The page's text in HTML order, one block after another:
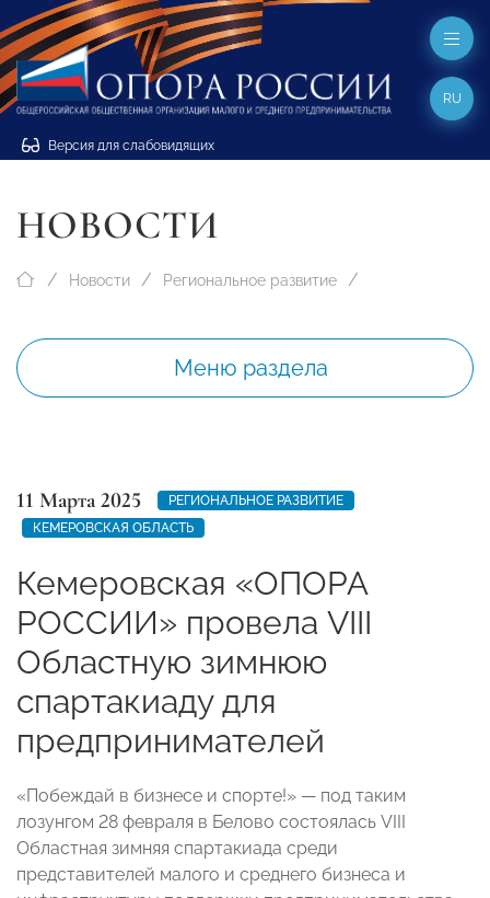
Версия для слабовидящих
RU
НОВОСТИ
Новости Региональное развитие
Меню раздела
11 Марта 2025
РЕГИОНАЛЬНОЕ РАЗВИТИЕ
КЕМЕРОВСКАЯ ОБЛАСТЬ
Кемеровская «ОПОРА
РОССИИ» провела VIII
Областную зимнюю
спартакиаду для
предпринимателей
«Побеждай в бизнесе и спорте!» — под таким
лозунгом 28 февраля в Белово состоялась VIII
Областная зимняя спартакиада среди
представителей малого и среднего бизнеса и